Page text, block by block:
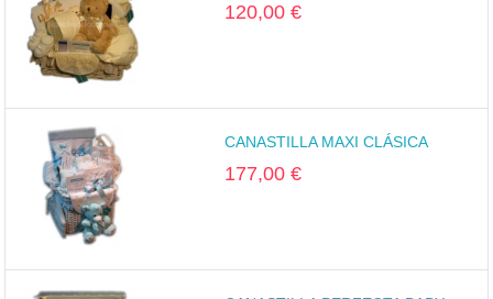
120,00 €
CANASTILLA MAXI CLÁSICA
177,00 €